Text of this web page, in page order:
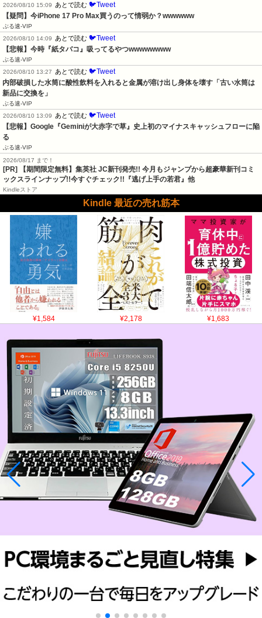
2026/08/10 15:09
あとで読む 🐦Tweet
【疑問】今iPhone 17 Pro Max買うのって情弱か？wwwwww
ぶる速-VIP
2026/08/10 14:09
あとで読む 🐦Tweet
【悲報】今時『紙タバコ』吸ってるやつwwwwwwww
ぶる速-VIP
2026/08/10 13:27
あとで読む 🐦Tweet
内部破損した水筒に酸性飲料を入れると金属が溶け出し身体を壊す「古い水筒は
新品に交換を」
ぶる速-VIP
2026/08/10 13:09
あとで読む 🐦Tweet
【悲報】Google『Geminiが大赤字で草』史上初のマイナスキャッシュフローに陥
る
ぶる速-VIP
2026/08/17 まで！
[PR] 【期間限定無料】集英社 JC新刊発売!! 今月もジャンプから超豪華新刊コミ
ックスラインナップ!!今すぐチェック!!『逃げ上手の若君』他
Kindleストア
Kindle 最近の売れ筋本
¥1,584 ¥2,178 ¥1,683